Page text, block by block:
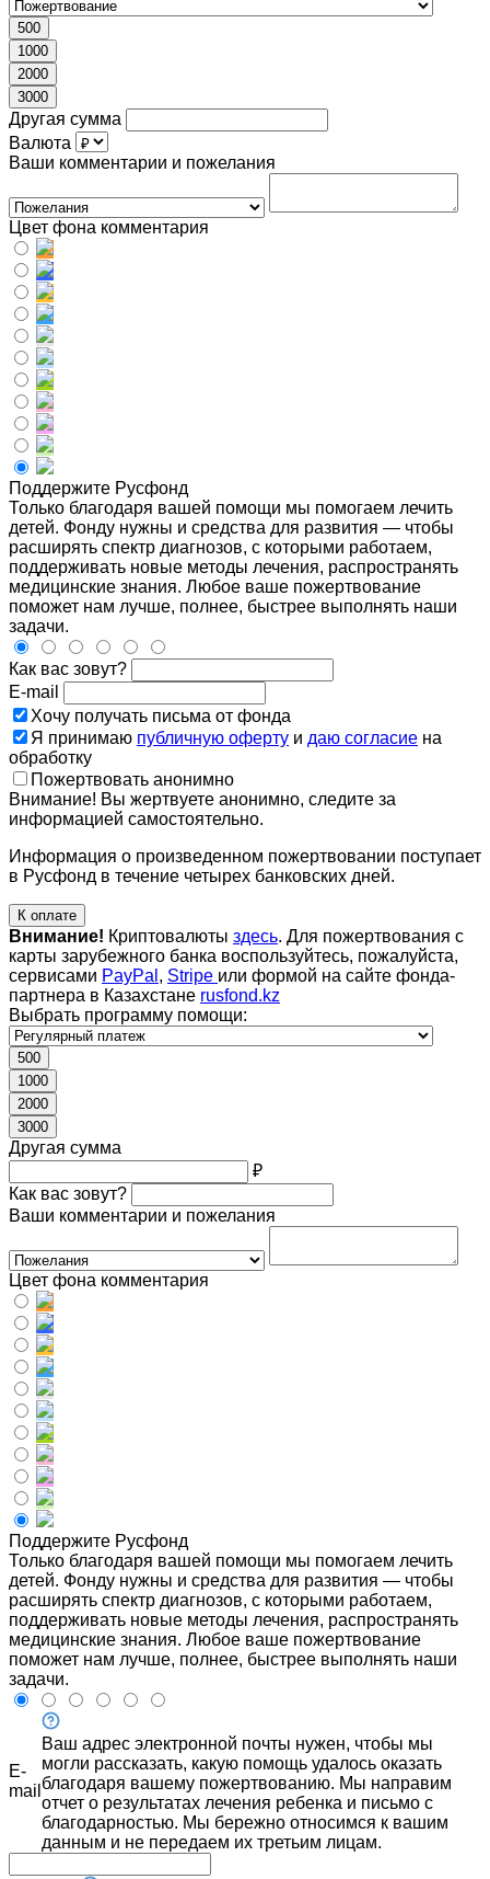
500
1000
2000
3000
Другая сумма
Валюта
Ваши комментарии и пожелания
Цвет фона комментария
Поддержите Русфонд
Только благодаря вашей помощи мы помогаем лечить
детей. Фонду нужны и средства для развития — чтобы
расширять спектр диагнозов, с которыми работаем,
поддерживать новые методы лечения, распространять
медицинские знания. Любое ваше пожертвование
поможет нам лучше, полнее, быстрее выполнять наши
задачи.
Как вас зовут?
E-mail
Хочу получать письма от фонда
Я принимаю публичную оферту и даю согласие на
обработку
Пожертвовать анонимно
Внимание! Вы жертвуете анонимно, следите за
информацией самостоятельно.
Информация о произведенном пожертвовании поступает
в Русфонд в течение четырех банковских дней.
К оплате
Внимание! Криптовалюты здесь. Для пожертвования с
карты зарубежного банка воспользуйтесь, пожалуйста,
сервисами PayPal , Stripe или формой на сайте фонда-
партнера в Казахстане rusfond.kz
Выбрать программу помощи:
500
1000
2000
3000
Другая сумма
₽
Как вас зовут?
Ваши комментарии и пожелания
Цвет фона комментария
Поддержите Русфонд
Только благодаря вашей помощи мы помогаем лечить
детей. Фонду нужны и средства для развития — чтобы
расширять спектр диагнозов, с которыми работаем,
поддерживать новые методы лечения, распространять
медицинские знания. Любое ваше пожертвование
поможет нам лучше, полнее, быстрее выполнять наши
задачи.
E-
mail
Ваш адрес электронной почты нужен, чтобы мы
могли рассказать, какую помощь удалось оказать
благодаря вашему пожертвованию. Мы направим
отчет о результатах лечения ребенка и письмо с
благодарностью. Мы бережно относимся к вашим
данным и не передаем их третьим лицам.